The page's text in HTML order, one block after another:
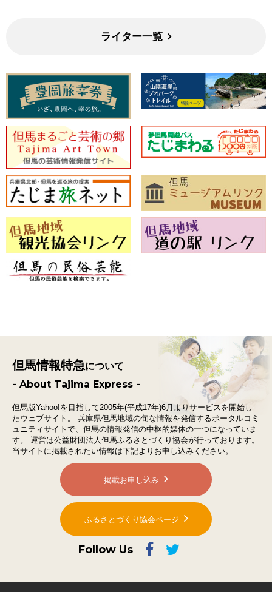
ライター一覧
但馬情報特急について
- About Tajima Express -
但馬版Yahoo!を目指して2005年(平成17年)6月よりサービスを開始し
たウェブサイト。
兵庫県但馬地域の旬な情報を発信するポータルコミ
ュニティサイトで、 但馬の情報発信の中枢的媒体の一つになっていま
す。
運営は公益財団法人但馬ふるさとづくり協会が行っております。
当サイトに掲載されたい情報は下記よりお申し込みください。
掲載お申し込み
ふるさとづくり協会ページ
Follow Us